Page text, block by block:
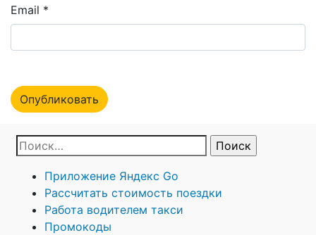
Email *
Приложение Яндекс Go
Рассчитать стоимость поездки
Работа водителем такси
Промокоды